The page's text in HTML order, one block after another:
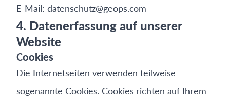
E-Mail: datenschutz@geops.com
4. Datenerfassung auf unserer
Website
Cookies
Die Internetseiten verwenden teilweise
sogenannte Cookies. Cookies richten auf Ihrem